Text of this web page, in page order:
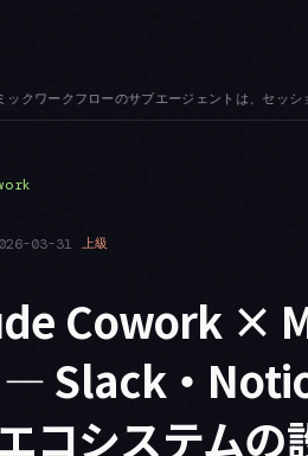
関わらずファイル編集を自動承認します。
03-31 上級
Cowork ×
Slack・
コシステムの